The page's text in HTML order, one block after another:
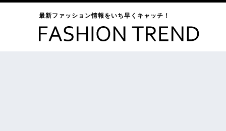
最新ファッション情報をいち早くキャッチ！